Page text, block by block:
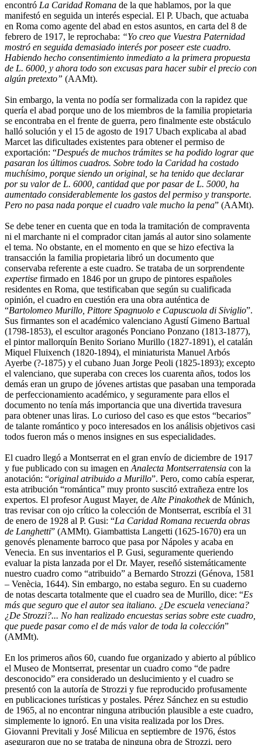
encontró La Caridad Romana de la que hablamos, por la que
manifestó en seguida un interés especial. El P. Ubach, que actuaba
en Roma como agente del abad en estos asuntos, en carta del 8 de
febrero de 1917, le reprochaba: “Yo creo que Vuestra Paternidad
mostró en seguida demasiado interés por poseer este cuadro.
Habiendo hecho consentimiento inmediato a la primera propuesta
de L. 6000, y ahora todo son excusas para hacer subir el precio con
algún pretexto” (AAMt).
Sin embargo, la venta no podía ser formalizada con la rapidez que
quería el abad porque uno de los miembros de la familia propietaria
se encontraba en el frente de guerra, pero finalmente este obstáculo
halló solución y el 15 de agosto de 1917 Ubach explicaba al abad
Marcet las dificultades existentes para obtener el permiso de
exportación: “Después de muchos trámites se ha podido lograr que
pasaran los últimos cuadros. Sobre todo la Caridad ha costado
muchísimo, porque siendo un original, se ha tenido que declarar
por su valor de L. 6000, cantidad que por pasar de L. 5000, ha
aumentado considerablemente los gastos del permiso y transporte.
Pero no pasa nada porque el cuadro vale mucho la pena” (AAMt).
Se debe tener en cuenta que en toda la tramitación de compraventa
ni el marchante ni el comprador citan jamás al autor sino solamente
el tema. No obstante, en el momento en que se hizo efectiva la
transacción la familia propietaria libró un documento que
conservaba referente a este cuadro. Se trataba de un sorprendente
expertise firmado en 1846 por un grupo de pintores españoles
residentes en Roma, que testificaban que según su cualificada
opinión, el cuadro en cuestión era una obra auténtica de
“Bartolomeo Murillo, Pittore Spagnuolo e Capuscuola di Siviglio”.
Sus firmantes son el académico valenciano Agustí Gimeno Bartual
(1798-1853), el escultor aragonés Ponciano Ponzano (1813-1877),
el pintor mallorquín Benito Soriano Murillo (1827-1891), el catalán
Miquel Fluixench (1820-1894), el miniaturista Manuel Arbós
Ayerbe (?-1875) y el cubano Juan Jorge Peoli (1825-1893); excepto
el valenciano, que superaba con creces los cuarenta años, todos los
demás eran un grupo de jóvenes artistas que pasaban una temporada
de perfeccionamiento académico, y seguramente para ellos el
documento no tenía más importancia que una divertida travesura
para obtener unas liras. Lo curioso del caso es que estos “becarios”
de talante romántico y poco interesados en los análisis objetivos casi
todos fueron más o menos insignes en sus especialidades.
El cuadro llegó a Montserrat en el gran envío de diciembre de 1917
y fue publicado con su imagen en Analecta Montserratensia con la
anotación: “original atribuido a Murillo”. Pero, como cabía esperar,
esta atribución “romántica” muy pronto suscitó extrañeza entre los
expertos. El profesor August Mayer, de Alte Pinakothekde Múnich,
tras revisar con ojo crítico la colección de Montserrat, escribía el 31
de enero de 1928 al P. Gusi: “La Caridad Romana recuerda obras
de Langhetti” (AMMt). Giambattista Langetti (1625-1670) era un
genovés plenamente barroco que pasa por Nápoles y acaba en
Venecia. En sus inventarios el P. Gusi, seguramente queriendo
evaluar la pista lanzada por el Dr. Mayer, reseñó sistemáticamente
nuestro cuadro como “atribuido” a Bernardo Strozzi (Génova, 1581
– Venècia, 1644). Sin embargo, no estaba seguro. En su cuaderno
de notas descarta totalmente que el cuadro sea de Murillo, dice: “Es
más que seguro que el autor sea italiano. ¿De escuela veneciana?
¿De Strozzi?... No han realizado encuestas serias sobre este cuadro,
que puede pasar como el de más valor de toda la colección”
(AMMt).
En los primeros años 60, cuando fue organizado y abierto al público
el Museo de Montserrat, presentar un cuadro como “de padre
desconocido” era considerado un deslucimiento y el cuadro se
presentó con la autoría de Strozzi y fue reproducido profusamente
en publicaciones turísticas y postales. Pérez Sánchez en su estudio
de 1965, al no encontrar ninguna atribución plausible a este cuadro,
simplemente lo ignoró. En una visita realizada por los Dres.
Giovanni Previtali y José Milicua en septiembre de 1976, éstos
aseguraron que no se trataba de ninguna obra de Strozzi, pero